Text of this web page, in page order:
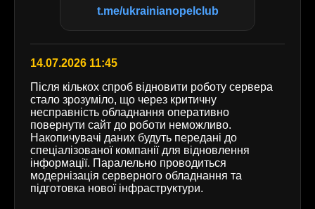
t.me/ukrainianopelclub
14.07.2026 11:45
Після кількох спроб відновити роботу сервера
стало зрозуміло, що через критичну
несправність обладнання оперативно
повернути сайт до роботи неможливо.
Накопичувачі даних будуть передані до
спеціалізованої компанії для відновлення
інформації. Паралельно проводиться
модернізація серверного обладнання та
підготовка нової інфраструктури.